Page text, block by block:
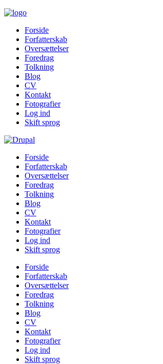
Forside
Forfatterskab
Oversættelser
Foredrag
Tolkning
Blog
CV
Kontakt
Fotografier
Log ind
Skift sprog
Forside
Forfatterskab
Oversættelser
Foredrag
Tolkning
Blog
CV
Kontakt
Fotografier
Log ind
Skift sprog
Forside
Forfatterskab
Oversættelser
Foredrag
Tolkning
Blog
CV
Kontakt
Fotografier
Log ind
Skift sprog